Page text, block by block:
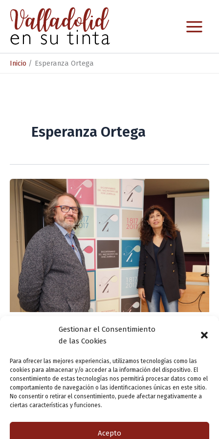
Gestionar el Consentimiento
de las Cookies
Para ofrecer las mejores experiencias, utilizamos tecnologías como las
cookies para almacenar y/o acceder a la información del dispositivo. El
consentimiento de estas tecnologías nos permitirá procesar datos como el
comportamiento de navegación o las identificaciones únicas en este sitio.
No consentir o retirar el consentimiento, puede afectar negativamente a
ciertas características y funciones.
Acepto
contenido
Inicio Esperanza Ortega
Esperanza Ortega
Un repaso a cuatro décadas de poesía en
Valladolid de la mano de Javier Dámaso
ensutinta/15 marzo, 2017
La concejala de Cultura y Turismo del Ayuntamiento de
Valladolid, Ana Redondo, ha presentado hoy miércoles, 15